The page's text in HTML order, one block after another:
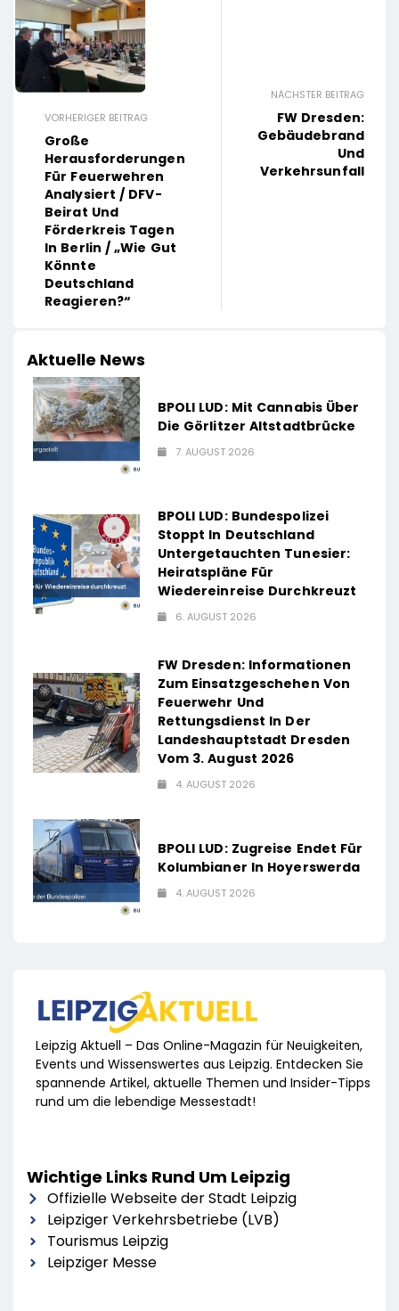
VORHERIGER BEITRAG
Große
Herausforderungen
Für Feuerwehren
Analysiert / DFV-
Beirat Und
Förderkreis Tagen
In Berlin / „Wie Gut
Könnte
Deutschland
Reagieren?“
NÄCHSTER BEITRAG
FW Dresden:
Gebäudebrand
Und
Verkehrsunfall
Aktuelle News
BPOLI LUD: Mit Cannabis Über
Die Görlitzer Altstadtbrücke
7. AUGUST 2026
BPOLI LUD: Bundespolizei
Stoppt In Deutschland
Untergetauchten Tunesier:
Heiratspläne Für
Wiedereinreise Durchkreuzt
6. AUGUST 2026
FW Dresden: Informationen
Zum Einsatzgeschehen Von
Feuerwehr Und
Rettungsdienst In Der
Landeshauptstadt Dresden
Vom 3. August 2026
4. AUGUST 2026
BPOLI LUD: Zugreise Endet Für
Kolumbianer In Hoyerswerda
4. AUGUST 2026
Leipzig Aktuell – Das Online-Magazin für Neuigkeiten,
Events und Wissenswertes aus Leipzig. Entdecken Sie
spannende Artikel, aktuelle Themen und Insider-Tipps
rund um die lebendige Messestadt!
Wichtige Links Rund Um Leipzig
Offizielle Webseite der Stadt Leipzig
Leipziger Verkehrsbetriebe (LVB)
Tourismus Leipzig
Leipziger Messe